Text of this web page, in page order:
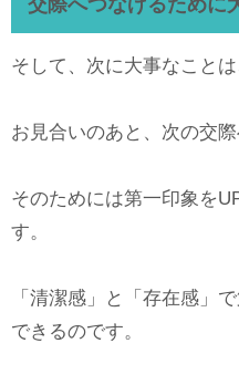
そして、次に大事なことは
お見合いのあと、次の交
そのためには第一印象を
す。
「清潔感」と「存在感」
できるのです。